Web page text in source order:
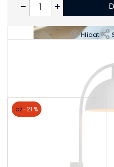
Hlídat
Související
akce
až–21 %